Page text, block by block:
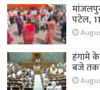
पटेल,
हंगामे
बजे तक